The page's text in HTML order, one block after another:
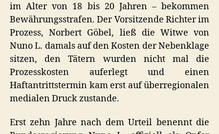
im Alter von 18 bis 20 Jahren – bekommen
Bewährungsstrafen. Der Vorsitzende Richter im
Prozess, Norbert Göbel, ließ die Witwe von
Nuno L. damals auf den Kosten der Nebenklage
sitzen, den Tätern wurden nicht mal die
Prozesskosten auferlegt und einen
Haftantrittstermin kam erst auf überregionalen
medialen Druck zustande.
Erst zehn Jahre nach dem Urteil benennt die